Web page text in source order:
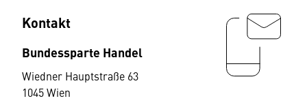
Kontakt
Bundessparte Handel
Wiedner Hauptstraße 63
1045 Wien